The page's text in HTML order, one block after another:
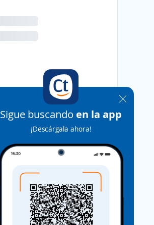
Sigue buscando en la app
¡Descárgala ahora!